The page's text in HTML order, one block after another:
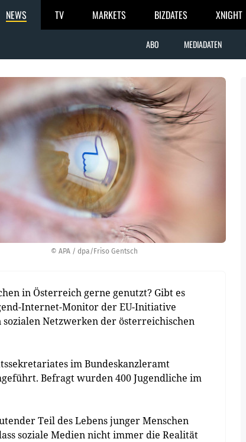
NEWS TV MARKETS BIZDATES XNIGHT
ABO MEDIADATEN
© APA / dpa/Friso Gentsch
in Österreich gerne genutzt? Gibt es
Internet-Monitor der EU-Initiative
Netzwerken der österreichischen
im Bundeskanzleramt
Befragt wurden 400 Jugendliche im
Teil des Lebens junger Menschen
soziale Medien nicht immer die Realität